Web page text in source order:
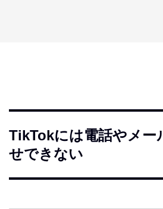
TikTokには電話やメー
せできない